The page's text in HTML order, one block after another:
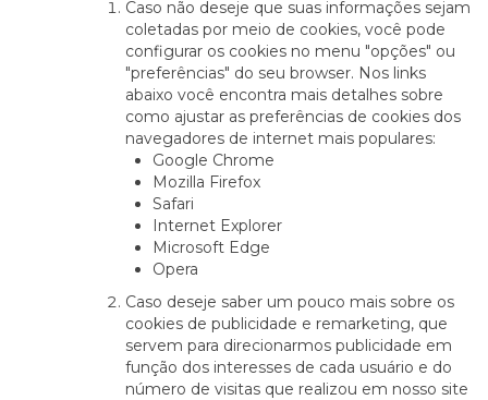
Caso não deseje que suas informações sejam
coletadas por meio de cookies, você pode
configurar os cookies no menu "opções" ou
"preferências" do seu browser. Nos links
abaixo você encontra mais detalhes sobre
como ajustar as preferências de cookies dos
navegadores de internet mais populares:
Google Chrome
Mozilla Firefox
Safari
Internet Explorer
Microsoft Edge
Opera
Caso deseje saber um pouco mais sobre os
cookies de publicidade e remarketing, que
servem para direcionarmos publicidade em
função dos interesses de cada usuário e do
número de visitas que realizou em nosso site